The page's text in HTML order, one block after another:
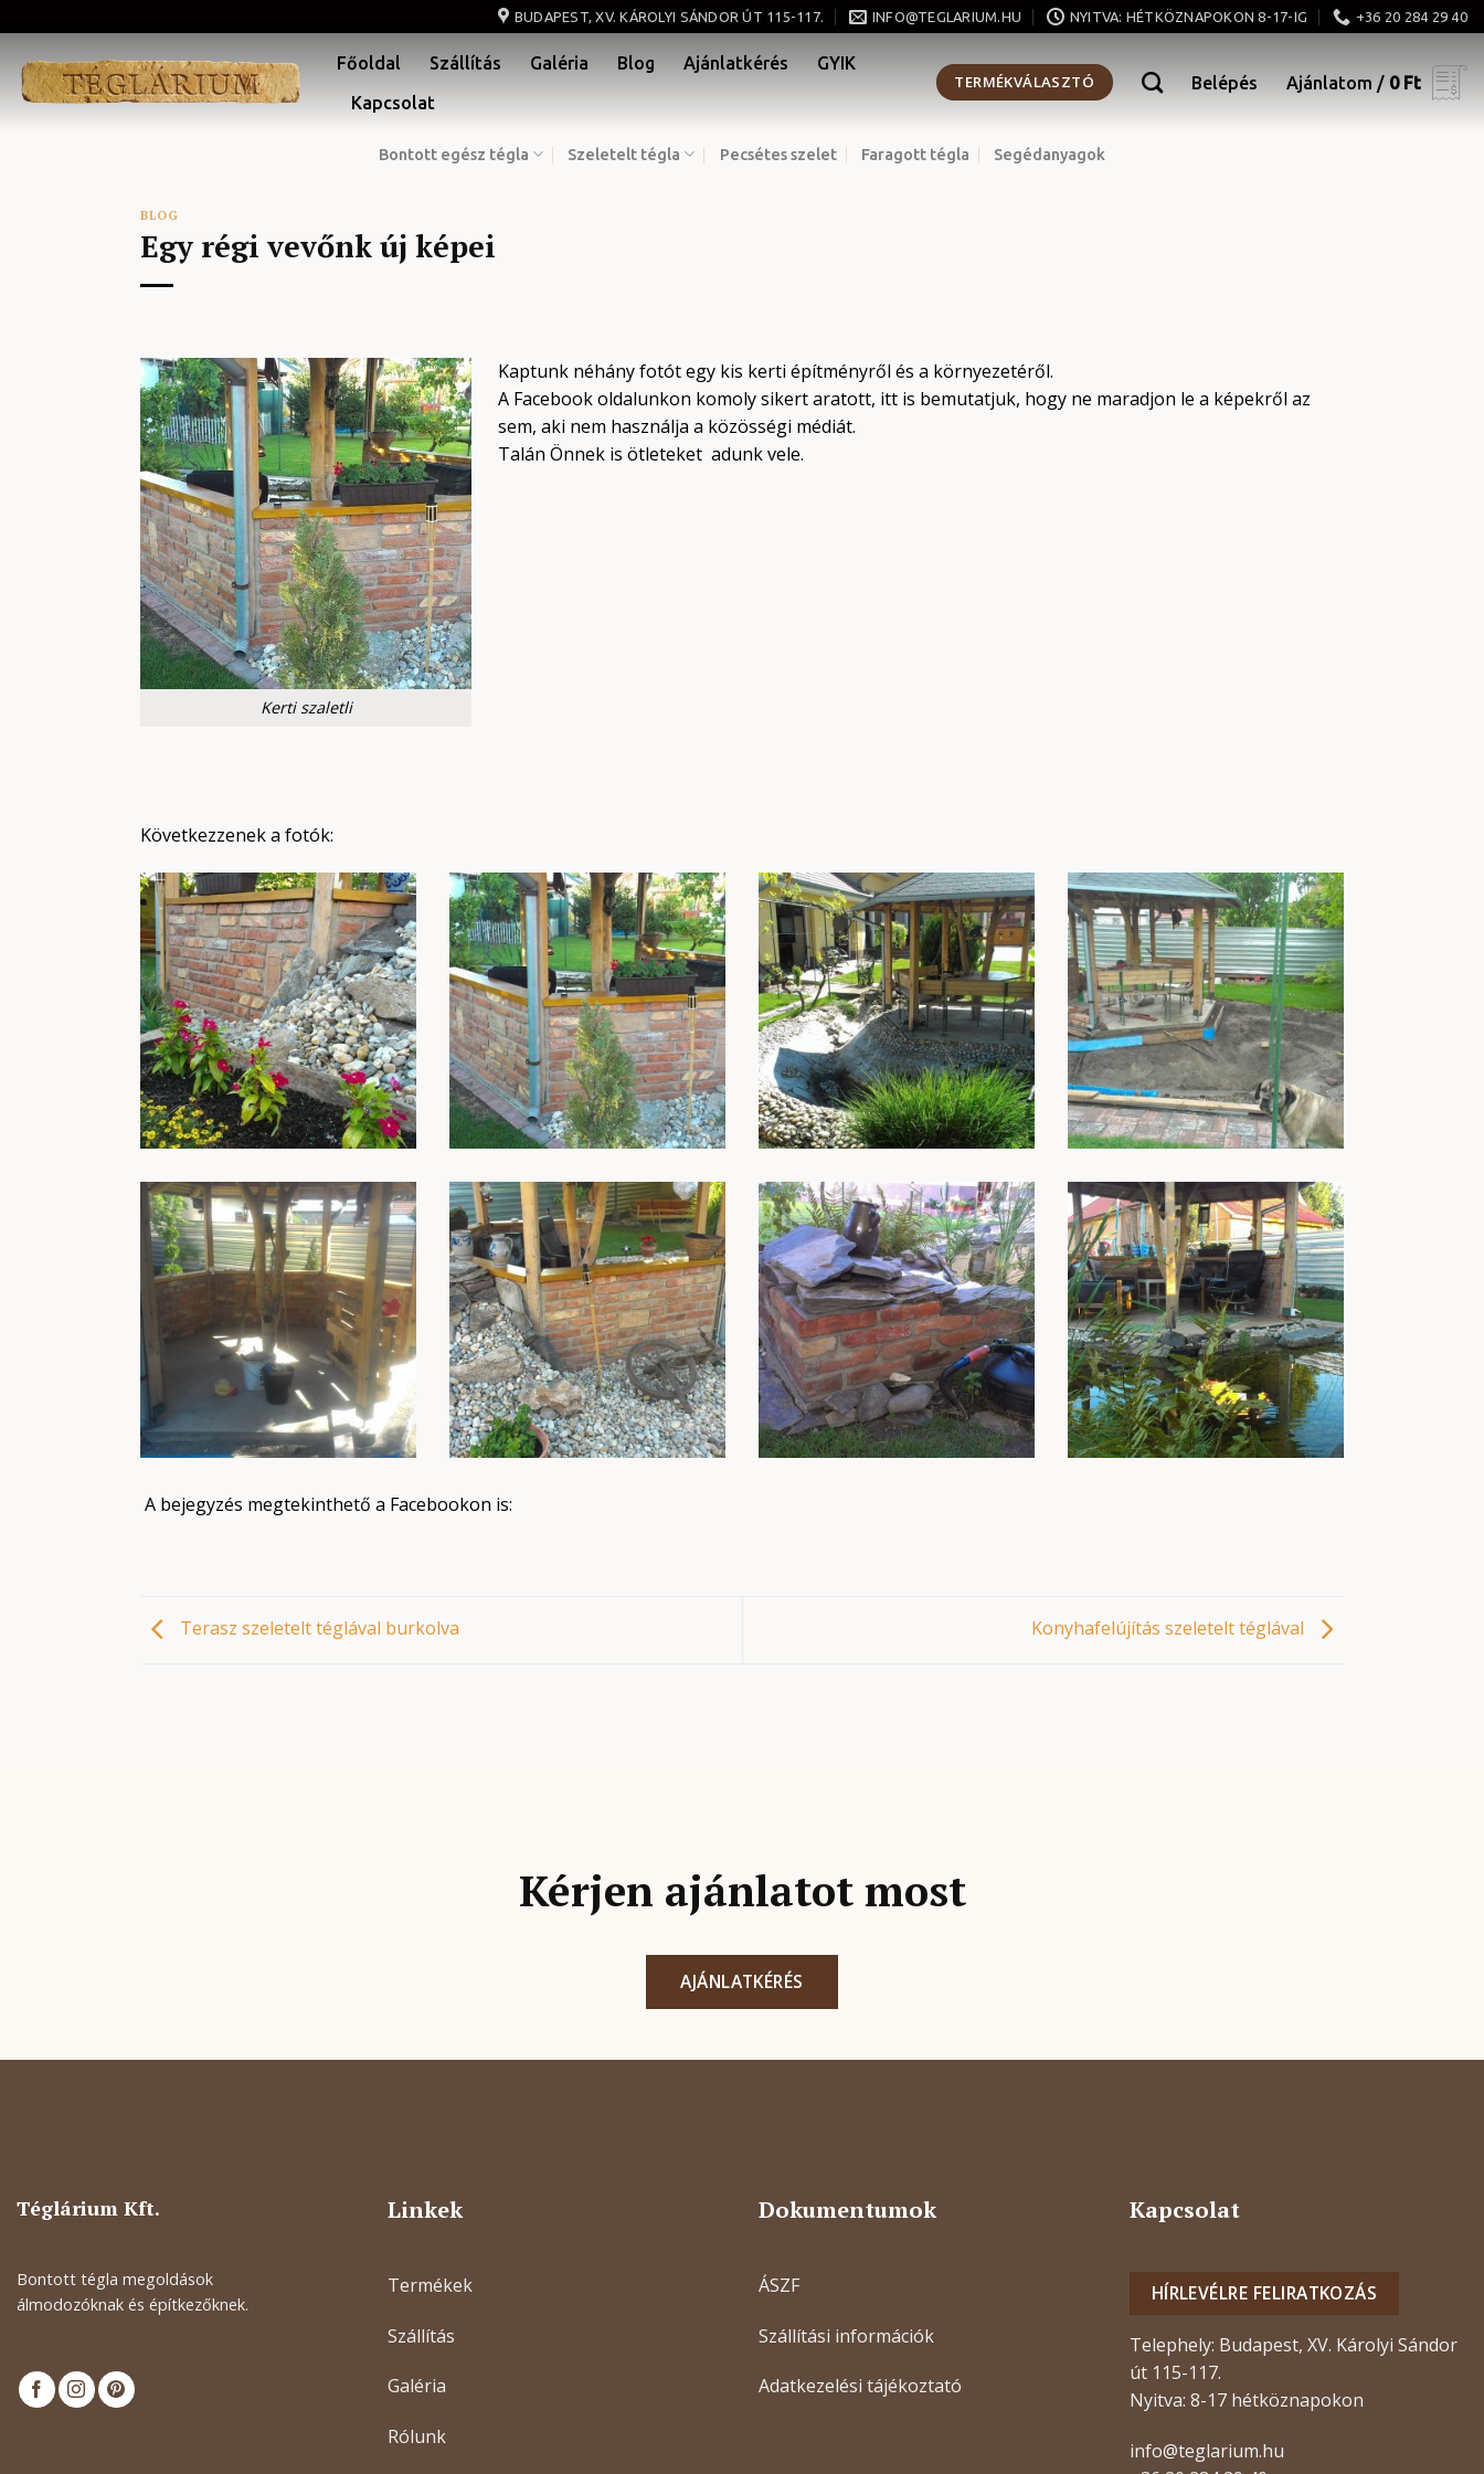
to
content
BUDAPEST, XV. KÁROLYI SÁNDOR ÚT 115-117. INFO@TEGLARIUM.HU NYITVA: HÉTKÖZNAPOKON 8-17-IG +36 20 284 29 40
Főoldal Szállítás Galéria Blog Ajánlatkérés
GYIK
Kapcsolat
TERMÉKVÁLASZTÓ Belépés Ajánlatom / 0 Ft
Bontott egész tégla Szeletelt tégla Pecsétes szelet Faragott tégla Segédanyagok
BLOG
Egy régi vevőnk új képei
Kerti szaletli
Kaptunk néhány fotót egy kis kerti építményről és a környezetéről.
A Facebook oldalunkon komoly sikert aratott, itt is bemutatjuk, hogy ne maradjon le a képekről az
sem, aki nem használja a közösségi médiát.
Talán Önnek is ötleteket adunk vele.
Következzenek a fotók:
A bejegyzés megtekinthető a Facebookon is:
Terasz szeletelt téglával burkolva Konyhafelújítás szeletelt téglával
Kérjen ajánlatot most
AJÁNLATKÉRÉS
Téglárium Kft.
Bontott tégla megoldások
álmodozóknak és építkezőknek.
Linkek
Termékek
Szállítás
Galéria
Rólunk
Dokumentumok
ÁSZF
Szállítási információk
Adatkezelési tájékoztató
Kapcsolat
HÍRLEVÉLRE FELIRATKOZÁS
Telephely: Budapest, XV. Károlyi Sándor
út 115-117.
Nyitva: 8-17 hétköznapokon
info@teglarium.hu